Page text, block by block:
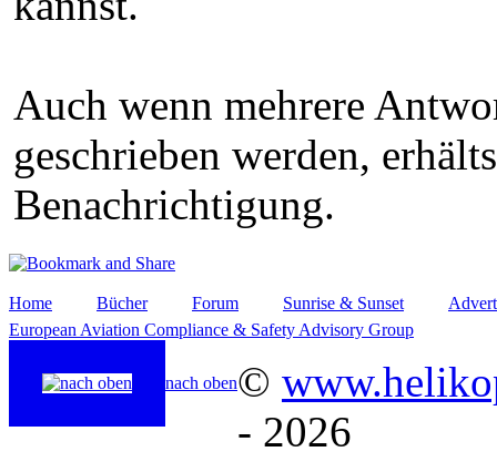
Auch wenn mehrere
geschrieben werden,
Benachrichtigung.
Home Bücher Forum Sunrise & Sunset
European Aviation Compliance & Safety Advisory Group
nach oben©
- 2026